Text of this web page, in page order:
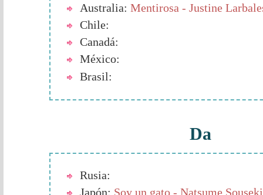
Australia: Mentirosa - Justine
Chile:
Canadá:
México:
Brasil:
Da
Rusia:
Japón: Soy un gato - Natsume Souseki